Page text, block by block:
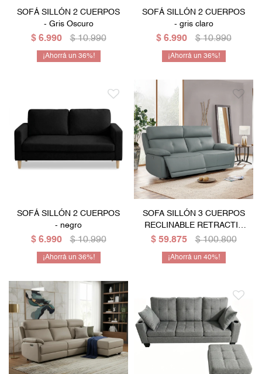
SOFÁ SILLÓN 2 CUERPOS
- Gris Oscuro
$ 6.990 $ 10.990
36
SOFÁ SILLÓN 2 CUERPOS
- gris claro
$ 6.990 $ 10.990
36
SOFÁ SILLÓN 2 CUERPOS
- negro
$ 6.990 $ 10.990
36
SOFA SILLÓN 3 CUERPOS
RECLINABLE RETRACTIL
CON SISTEMA ELECTRICO
$ 59.875 $ 100.800
40
Mesas de living
Multiusos y complementos
Escritorios
Bibliotecas
Niños